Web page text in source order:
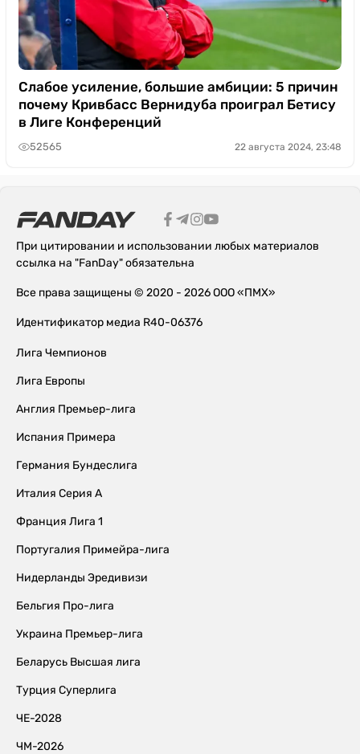
Слабое усиление, большие амбиции: 5 причин
почему Кривбасс Вернидуба проиграл Бетису
в Лиге Конференций
52565 22 августа 2024, 23:48
При цитировании и использовании любых материалов
ссылка на "FanDay" обязательна
Все права защищены © 2020 - 2026 ООО «ПМХ»
Идентификатор медиа R40-06376
Лига Чемпионов
Лига Европы
Англия Премьер-лига
Испания Примера
Германия Бундеслига
Италия Серия А
Франция Лига 1
Португалия Примейра-лига
Нидерланды Эредивизи
Бельгия Про-лига
Украина Премьер-лига
Беларусь Высшая лига
Турция Суперлига
ЧЕ-2028
ЧМ-2026